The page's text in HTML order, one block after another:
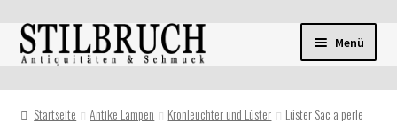
Zur
Navigation
Zum
Inhalt
Menü
Startseite Antike Lampen Kronleuchter und Lüster Lüster Sac a perle